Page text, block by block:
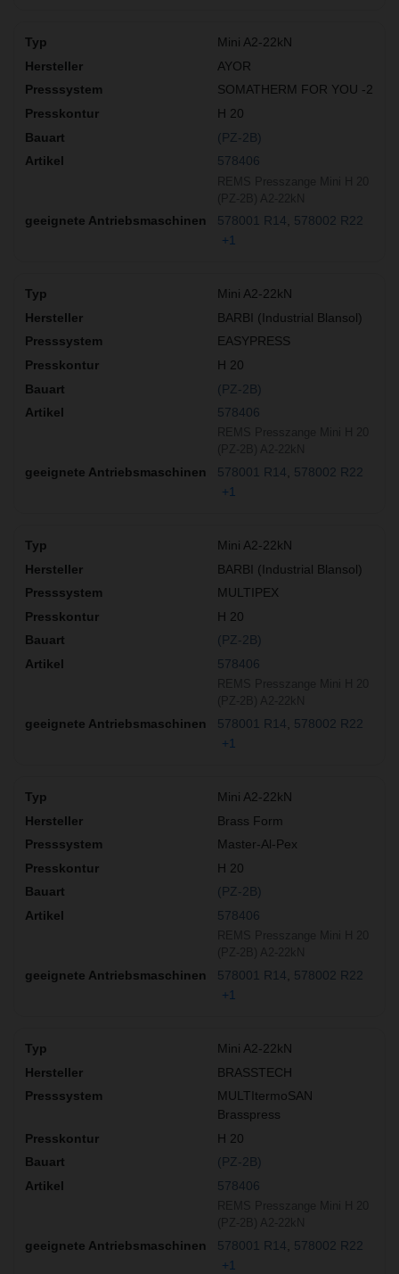
Mini A2-22kN
AYOR
SOMATHERM FOR YOU -2
H 20
(PZ-2B)
578406
578001 R14
578002 R22
+1
Mini A2-22kN
BARBI (Industrial Blansol)
EASYPRESS
H 20
(PZ-2B)
578406
578001 R14
578002 R22
+1
Mini A2-22kN
BARBI (Industrial Blansol)
MULTIPEX
H 20
(PZ-2B)
578406
578001 R14
578002 R22
+1
Mini A2-22kN
Brass Form
Master-Al-Pex
H 20
(PZ-2B)
578406
578001 R14
578002 R22
+1
Mini A2-22kN
BRASSTECH
MULTItermoSAN
Brasspress
H 20
(PZ-2B)
578406
578001 R14
578002 R22
+1